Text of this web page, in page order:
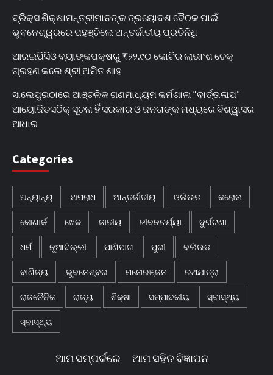
ବ୍ରିକ୍ସ ଶିକ୍ଷାମନ୍ତ୍ରୀମାନଙ୍କ ତ୍ରୟୋଦଶ ବୈଠକ ପାଇଁ
ଭୁବନେଶ୍ୱରରେ ପହଞ୍ଚିଲେ ଅନ୍ତର୍ଜାତୀୟ ପ୍ରତିନିଧି
ଆରଇପିସିଓ ବ୍ୟାଙ୍କପକ୍ଷରୁ ₹୨୨.୯୦ କୋଟିର ଲାଭାଂଶ ଚେକ୍
ଗ୍ରହଣ କଲେ ଶ୍ରୀ ଅମିତ ଶାହ
ସାଲେପୁରଠାରେ ଆଞ୍ଚଳିକ ଗଣମାଧ୍ୟମ କର୍ମଶାଳା “ବାର୍ତ୍ତାଳାପ”
ଆୟୋଜିତସଠିକ୍ ସୂଚନା ହିଁ ସରକାର ଓ ଜନତାଙ୍କ ମଧ୍ୟରେ ବିଶ୍ୱାସର
ଆଧାର
Categories
ଅନ୍ୟାନ୍ୟ ଅପରାଧ ଆନ୍ତର୍ଜାତୀୟ ଓଲିଉଡ କରୋନା
କୋଣାର୍କ ଖେଳ ଜାତୀୟ ଜୀବନଚର୍ଯ୍ୟା ଦୁର୍ଘଟଣା
ଧର୍ମ ନୂଆଦିଲ୍ଲୀ ପାଣିପାଗ ପୁରୀ ବଲିଉଡ
ବାଣିଜ୍ୟ ଭୁବନେଶ୍ବର ମନୋରଞ୍ଜନ ରଥଯାତ୍ରା
ରାଜନୈତିକ ରାଜ୍ୟ ଶିକ୍ଷା ସମ୍ପାଦକୀୟ ସ୍ବାସ୍ଥ୍ୟ
ସ୍ବାସ୍ଥ୍ୟ
ଆମ ସମ୍ପର୍କରେ ଆମ ସହିତ ବିଜ୍ଞାପନ